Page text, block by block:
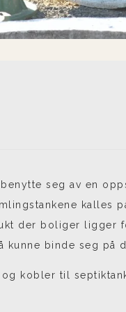
seg av en
kalles
der boliger ligger
binde seg på
kobler til